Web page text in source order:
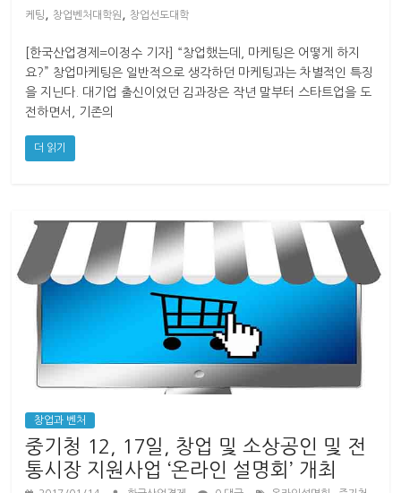
케팅 , 창업벤처대학원 , 창업선도대학
[한국산업경제=이정수 기자] “창업했는데, 마케팅은 어떻게 하지
요?” 창업마케팅은 일반적으로 생각하던 마케팅과는 차별적인 특징
을 지닌다. 대기업 출신이었던 김과장은 작년 말부터 스타트업을 도
전하면서, 기존의
더 읽기
창업과 벤처
중기청 12, 17일, 창업 및 소상공인 및 전
통시장 지원사업 ‘온라인 설명회’ 개최